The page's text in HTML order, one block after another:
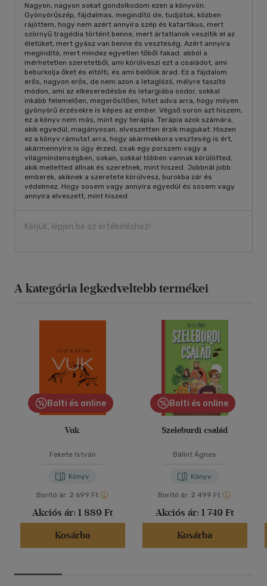
Nagyon, nagyon sokat gondolkodom ezen a könyvön.
Gyönyörűszép, fájdalmas, megindító de, tudjátok, közben
rájöttem, hogy nem azért annyira szép és katartikus, mert
szörnyű tragédia történt benne, mert ártatlanok veszítik el az
életüket, mert gyász van benne és veszteség. Azért annyira
megindító, mert mindez egyetlen tőből fakad: abból a
mérhetetlen szeretetből, ami körülveszi ezt a családot, ami
beburkolja őket és eltölti, és ami belőlük árad. Ez a fájdalom
erős, nagyon erős, de nem azon a letaglózó, mélyre taszító
módon, ami az elkeseredésbe és letargiába sodor, sokkal
inkább felemelően, megerősítően, hitet adva arra, hogy milyen
gyönyörű érzésekre is képes az ember. Végső soron azt hiszem,
ez a könyv nem más, mint egy terápia. Terápia azok számára,
akik egyedül, magányosan, elveszetten érzik magukat. Hiszen
ez a könyv rámutat arra, hogy akármekkora veszteség is ért,
akármennyire is úgy érzed, csak egy porszem vagy a
világmindenségben, sokan, sokkal többen vannak körülötted,
akik melletted állnak és szeretnek, mint hiszed. Jobbnál jobb
emberek, akiknek a szeretete körülvesz, burokba zár és
védelmez. Hogy sosem vagy annyira egyedül és sosem vagy
annyira elveszett, mint hiszed
Kérjük, lépjen be az értékeléshez!
A kategória legkedveltebb termékei
Bolti és online
Vuk
Fekete István
Könyv
Borító ár: 2 699 Ft
Akciós ár: 1 889 Ft
Kosárba
Bolti és online
Szeleburdi család
Bálint Ágnes
Könyv
Borító ár: 2 499 Ft
Akciós ár: 1 749 Ft
Kosárba